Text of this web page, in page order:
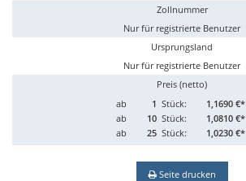
Zollnummer
Nur für registrierte Benutzer
Ursprungsland
Nur für registrierte Benutzer
Preis (netto)
ab
1 Stück:
1,1690 €*
ab
10 Stück:
1,0810 €*
ab
25 Stück: 1,0230 €*
Seite drucken